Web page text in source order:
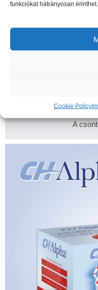
funkciókat hátrányosan érinthet.
Cookie Policy
A